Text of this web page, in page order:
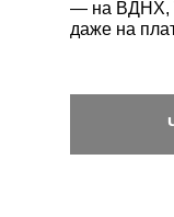
— на ВДНХ,
даже на